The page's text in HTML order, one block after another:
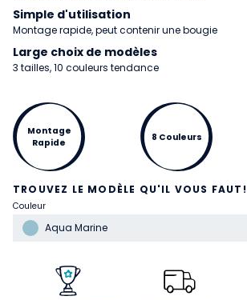
Simple d'utilisation
Montage rapide, peut contenir une bougie
Large choix de modèles
3 tailles, 10 couleurs tendance
TROUVEZ LE MODÈLE QU'IL VOUS FAUT!
Couleur
Aqua Marine
Montage
Rapide
8 Couleurs